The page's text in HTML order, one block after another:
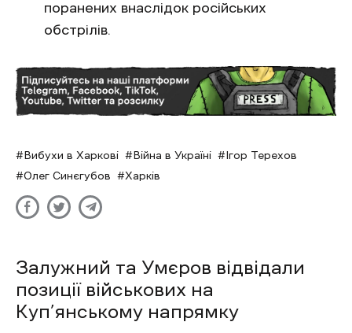
поранених внаслідок російських
обстрілів.
Вибухи в Харкові Війна в Україні
Ігор Терехов
Олег Синєгубов
Харків
Залужний та Умєров відвідали
позиції військових на
Куп’янському напрямку